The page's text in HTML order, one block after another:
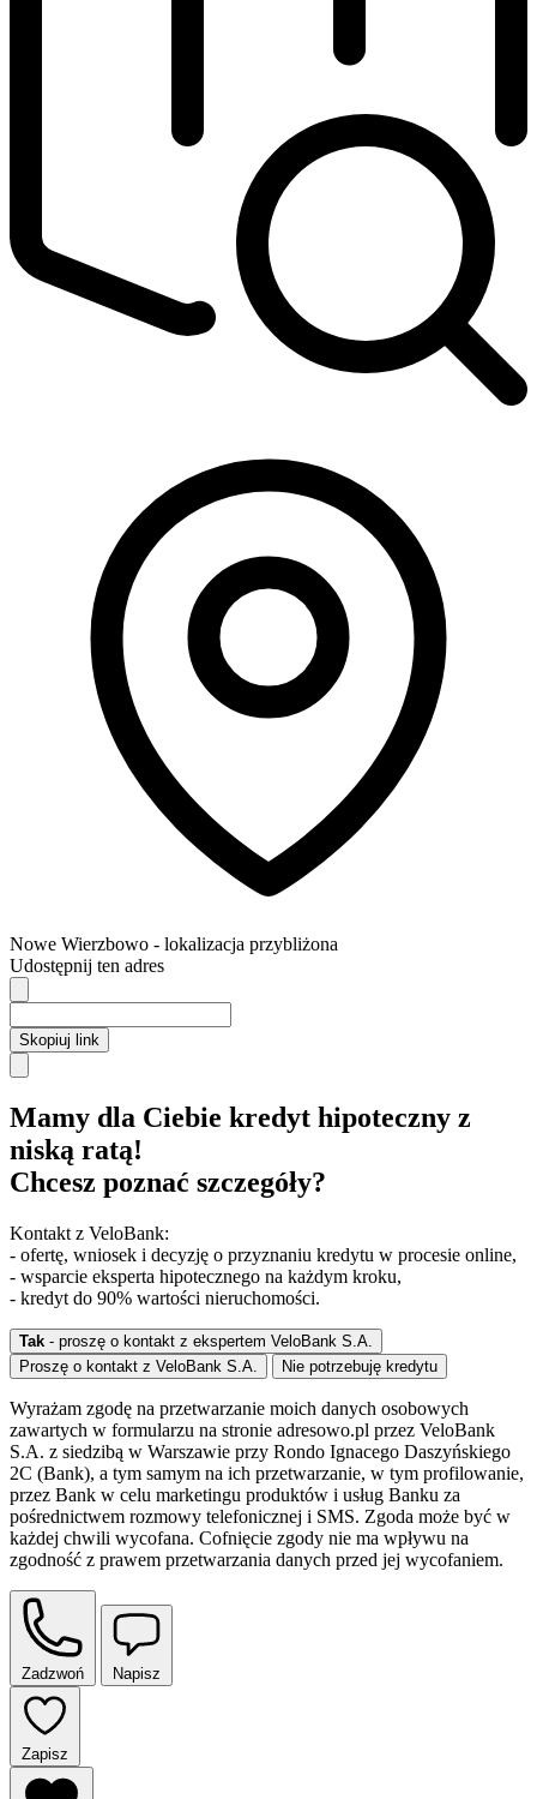
Nowe Wierzbowo - lokalizacja przybliżona
Udostępnij ten adres
Skopiuj link
Mamy dla Ciebie kredyt hipoteczny z
niską ratą!
Chcesz poznać szczegóły?
Kontakt z VeloBank:
- ofertę, wniosek i decyzję o przyznaniu kredytu w procesie online,
- wsparcie eksperta hipotecznego na każdym kroku,
- kredyt do 90% wartości nieruchomości.
Tak - proszę o kontakt z ekspertem VeloBank S.A.
Proszę o kontakt z VeloBank S.A.
Nie potrzebuję kredytu
Wyrażam zgodę na przetwarzanie moich danych osobowych
zawartych w formularzu na stronie adresowo.pl przez VeloBank
S.A. z siedzibą w Warszawie przy Rondo Ignacego Daszyńskiego
2C (Bank), a tym samym na ich przetwarzanie, w tym profilowanie,
przez Bank w celu marketingu produktów i usług Banku za
pośrednictwem rozmowy telefonicznej i SMS. Zgoda może być w
każdej chwili wycofana. Cofnięcie zgody nie ma wpływu na
zgodność z prawem przetwarzania danych przed jej wycofaniem.
Zadzwoń Napisz
Zapisz